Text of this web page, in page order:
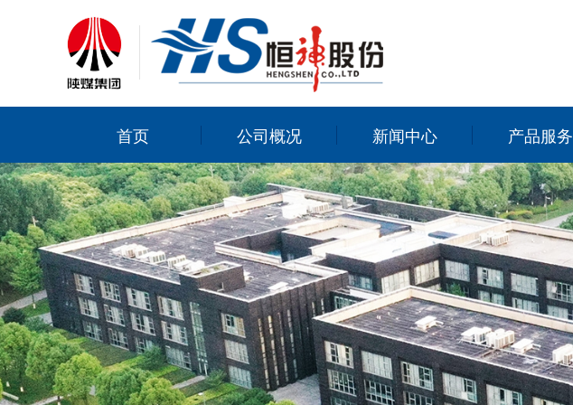
首页 公司概况 新闻中心 产品服务